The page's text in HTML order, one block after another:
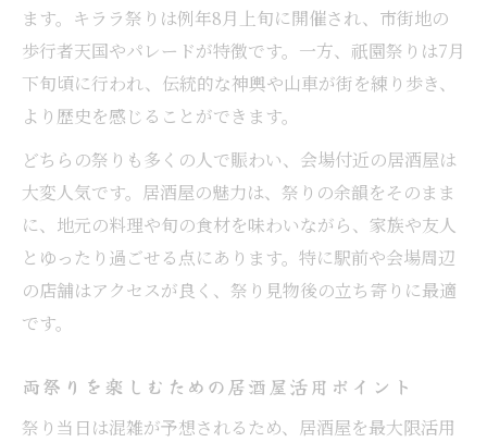
ます。キララ祭りは例年8月上旬に開催され、市街地の
歩行者天国やパレードが特徴です。一方、祇園祭りは7月
下旬頃に行われ、伝統的な神輿や山車が街を練り歩き、
より歴史を感じることができます。
どちらの祭りも多くの人で賑わい、会場付近の居酒屋は
大変人気です。居酒屋の魅力は、祭りの余韻をそのまま
に、地元の料理や旬の食材を味わいながら、家族や友人
とゆったり過ごせる点にあります。特に駅前や会場周辺
の店舗はアクセスが良く、祭り見物後の立ち寄りに最適
です。
両祭りを楽しむための居酒屋活用ポイント
祭り当日は混雑が予想されるため、居酒屋を最大限活用